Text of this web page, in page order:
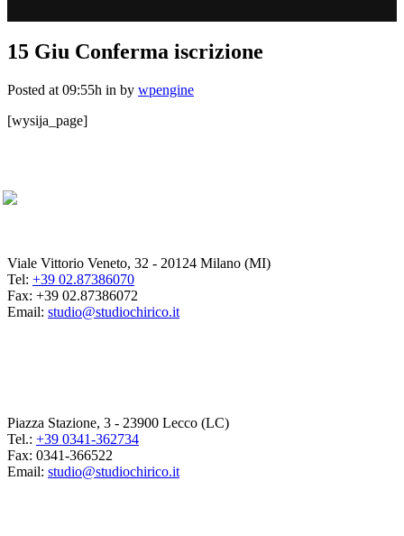
15 Giu Conferma iscrizione
Posted at 09:55h in by wpengine
[wysija_page]
Viale Vittorio Veneto, 32 - 20124 Milano (MI)
Tel: +39 02.87386070
Fax: +39 02.87386072
Email: studio@studiochirico.it
Piazza Stazione, 3 - 23900 Lecco (LC)
Tel.: +39 0341-362734
Fax: 0341-366522
Email: studio@studiochirico.it